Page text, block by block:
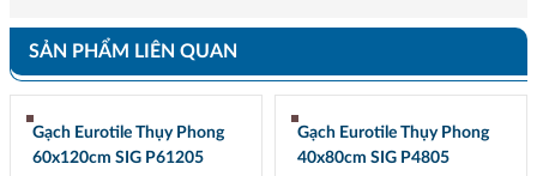
SẢN PHẨM LIÊN QUAN
Gạch Eurotile Thụy Phong
60x120cm SIG P61205
Gạch Eurotile Thụy Phong
40x80cm SIG P4805